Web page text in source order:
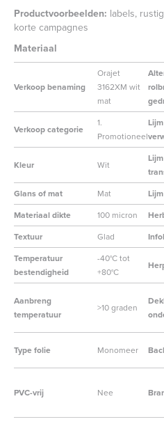
Productvoorbeelden: labels,
korte campagnes
Materiaal
Verkoop benaming
Orajet
3162XM wit
mat
Verkoop categorie
1.
Promotioneel
Kleur Wit
Glans of mat Mat
Materiaal dikte
100 micron
Textuur
Glad
Temperatuur
bestendigheid
-40°C tot
+80°C
Aanbreng
temperatuur
>10 graden
Type folie Monomeer
PVC-vrij Nee